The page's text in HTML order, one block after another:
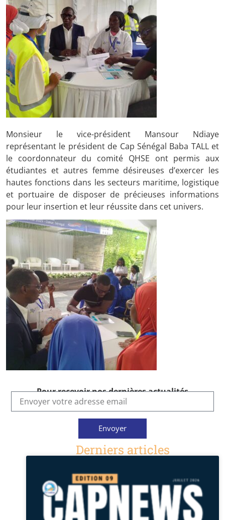
Monsieur le vice-président Mansour Ndiaye
représentant le président de Cap Sénégal Baba TALL et
le coordonnateur du comité QHSE ont permis aux
étudiantes et autres femme désireuses d’exercer les
hautes fonctions dans les secteurs maritime, logistique
et portuaire de disposer de précieuses informations
pour leur insertion et leur réussite dans cet univers.
Pour recevoir nos dernières actualités
Envoyer
Derniers articles